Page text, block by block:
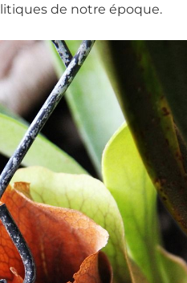
de notre époque.